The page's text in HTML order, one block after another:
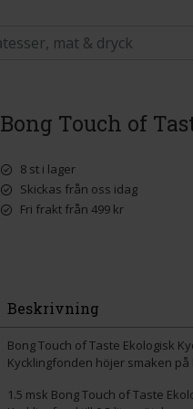
Bong Touch of
8 st i lager
Skickas från oss idag
Fri frakt från 499 kr
Beskrivning
Bong Touch of Taste Ekologisk
Kycklingfonden höjer smaken
1.5 msk Bong Touch of Taste